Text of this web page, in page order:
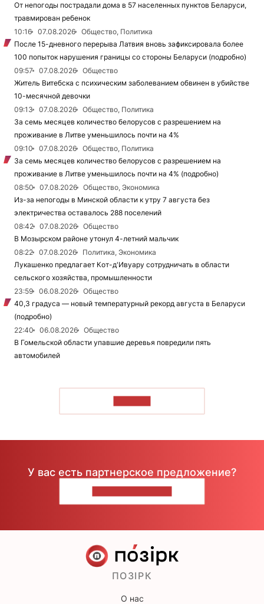
От непогоды пострадали дома в 57 населенных пунктов Беларуси,
травмирован ребенок
10:16
07.08.2026
Общество, Политика
После 15-дневного перерыва Латвия вновь зафиксировала более
100 попыток нарушения границы со стороны Беларуси (подробно)
09:57
07.08.2026
Общество
Житель Витебска с психическим заболеванием обвинен в убийстве
10-месячной девочки
09:13
07.08.2026
Общество, Политика
За семь месяцев количество белорусов с разрешением на
проживание в Литве уменьшилось почти на 4%
09:10
07.08.2026
Общество, Политика
За семь месяцев количество белорусов с разрешением на
проживание в Литве уменьшилось почти на 4% (подробно)
08:50
07.08.2026
Общество, Экономика
Из-за непогоды в Минской области к утру 7 августа без
электричества оставалось 288 поселений
08:42
07.08.2026
Общество
В Мозырском районе утонул 4-летний мальчик
08:22
07.08.2026
Политика, Экономика
Лукашенко предлагает Кот-д'Ивуару сотрудничать в области
сельского хозяйства, промышленности
23:59
06.08.2026
Общество
40,3 градуса — новый температурный рекорд августа в Беларуси
(подробно)
22:40
06.08.2026
Общество
В Гомельской области упавшие деревья повредили пять
автомобилей
У вас есть партнерское предложение?
ПОЗІРК
О нас